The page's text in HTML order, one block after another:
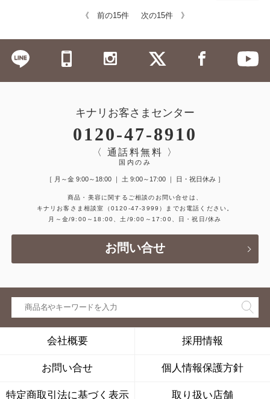
《 前の15件 次の15件 》
キナリお客さまセンター
0120-47-8910
〈 通話料無料 〉
国内のみ
［ 月～金 9:00～18:00 ｜ 土 9:00～17:00 ｜ 日・祝日休み ］
商品・美容に関するご相談のお問い合せは、
キナリお客さま相談室
（0120-47-3999）
までお電話ください。
月～金/9:00～18:00、土/9:00～17:00、日・祝日/休み
お問い合せ
会社概要 採用情報
お問い合せ 個人情報保護方針
特定商取引法に基づく表示 取り扱い店舗